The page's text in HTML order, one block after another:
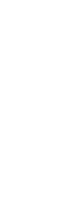
au touché.
prise
c’est
pages et à